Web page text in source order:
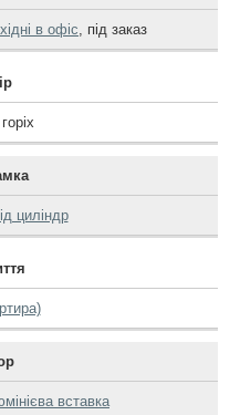
в офіс, під заказ
циліндр
вставка